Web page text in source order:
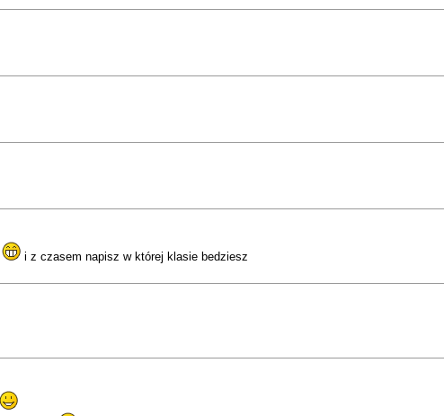
i z czasem napisz w której klasie bedziesz